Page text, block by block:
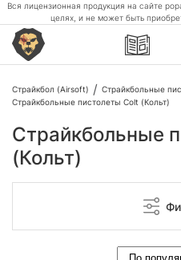
Вся лицензионная продукция на сайте
целях, и не может быть
Страйкбол (Airsoft)
Страйкбольные
Страйкбольные пистолеты Colt (Кольт)
Страйкбольные
(Кольт)